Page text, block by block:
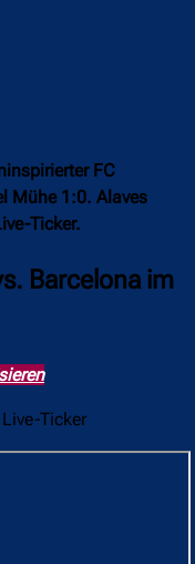
FC
Mühe 1:0. Alaves
Ticker.
Barcelona im
Ticker